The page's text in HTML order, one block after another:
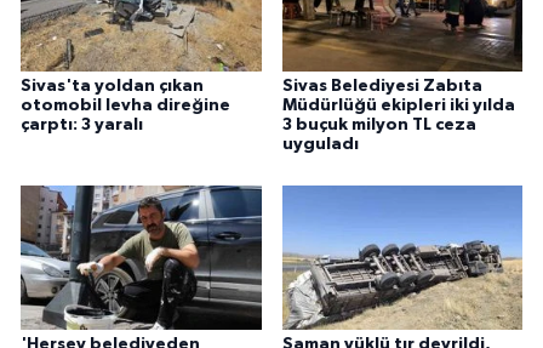
Sivas'ta yoldan çıkan
otomobil levha direğine
çarptı: 3 yaralı
Sivas Belediyesi Zabıta
Müdürlüğü ekipleri iki yılda
3 buçuk milyon TL ceza
uyguladı
'Herşey belediyeden
Saman yüklü tır devrildi,